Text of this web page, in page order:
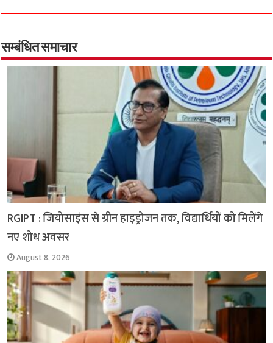
e
o
o
t
A
p
t
r
e
a
i
y
n
k
r
सम्बंधित समाचार
RGIPT : जियोसाइंस से ग्रीन हाइड्रोजन तक, विद्यार्थियों को मिलेंगे
नए शोध अवसर
August 8, 2026